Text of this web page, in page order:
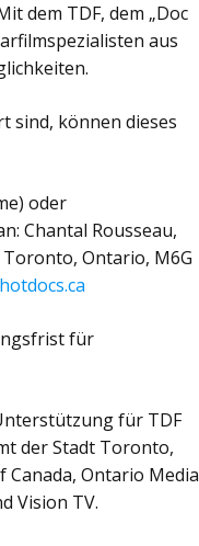
dem TDF, dem „Doc
aus
sind, können dieses
oder
Chantal Rousseau,
Ontario, M6G
für
für TDF
der Stadt Toronto,
Ontario Media
Vision TV.